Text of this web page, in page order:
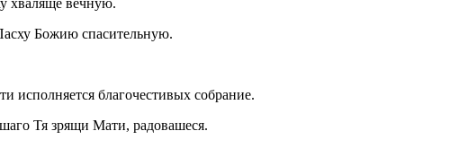
хваляще вечную.
Божию спасительную.
исполняется благочестивых собрание.
Тя зрящи Мати, радовашеся.